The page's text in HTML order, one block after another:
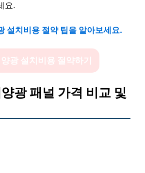
요.
설치비용 절약 팁을 알아보세요.
광 설치비용 절약하기
광 패널 가격 비교 및